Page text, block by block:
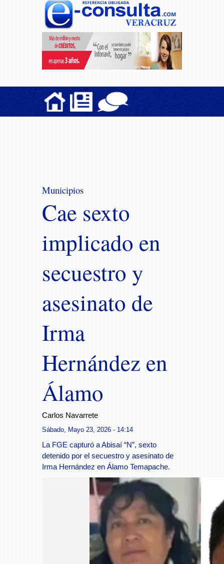
Municipios
Cae sexto
implicado en
secuestro y
asesinato de
Irma
Hernández en
Álamo
Carlos Navarrete
Sábado, Mayo 23, 2026 - 14:14
La FGE capturó a Abisaí “N”, sexto
detenido por el secuestro y asesinato de
Irma Hernández en Álamo Temapache.